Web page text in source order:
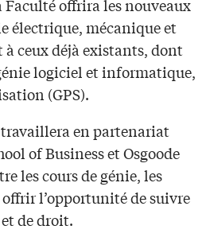
Faculté offrira les nouveaux
électrique, mécanique et
ceux déjà existants, dont
logiciel et informatique,
(GPS).
travaillera en partenariat
of Business et Osgoode
les cours de génie, les
l’opportunité de suivre
de droit.